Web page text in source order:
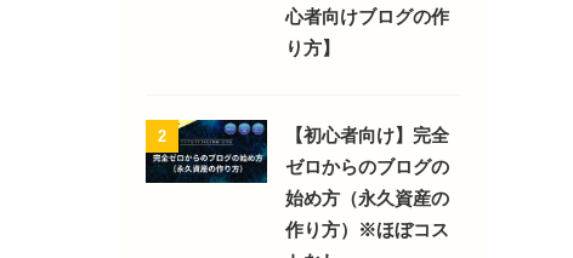
心者向けブログの作
り方】
2
【初心者向け】完全
ゼロからのブログの
始め方（永久資産の
作り方）※ほぼコス